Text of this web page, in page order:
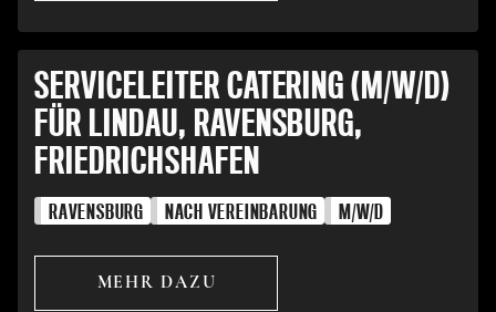
SERVICELEITER CATERING (M/W/D)
FÜR LINDAU, RAVENSBURG,
FRIEDRICHSHAFEN
RAVENSBURG NACH VEREINBARUNG M/W/D
MEHR DAZU